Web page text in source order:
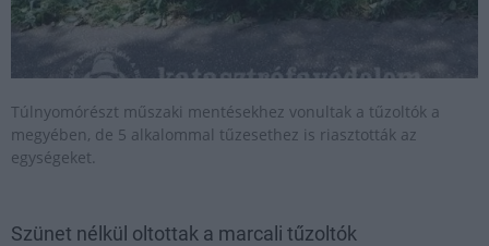
Túlnyomórészt műszaki mentésekhez vonultak a tűzoltók a
megyében, de 5 alkalommal tűzesethez is riasztották az
egységeket.
Szünet nélkül oltottak a marcali tűzoltók